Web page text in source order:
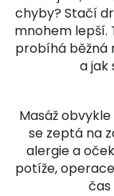
chyby? Stačí
mnohem lepší.
probíhá běžná
a jak
Masáž
se zeptá na
alergie a
potíže,